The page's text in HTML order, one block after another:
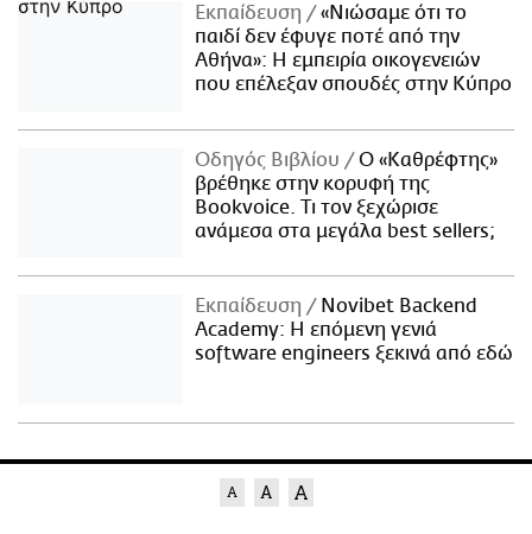
Εκπαίδευση
«Νιώσαμε ότι το
παιδί δεν έφυγε ποτέ από την
Αθήνα»: Η εμπειρία οικογενειών
που επέλεξαν σπουδές στην Κύπρο
Οδηγός Βιβλίου
Ο «Καθρέφτης»
βρέθηκε στην κορυφή της
Bookvoice. Τι τον ξεχώρισε
ανάμεσα στα μεγάλα best sellers;
Εκπαίδευση
Novibet Backend
Academy: Η επόμενη γενιά
software engineers ξεκινά από εδώ